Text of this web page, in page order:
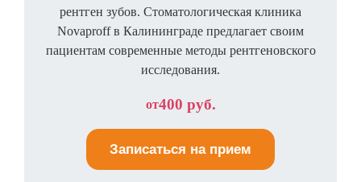
рентген зубов. Стоматологическая клиника
Novaproff в Калининграде предлагает своим
пациентам современные методы рентгеновского
исследования.
от400 руб.
Записаться на прием